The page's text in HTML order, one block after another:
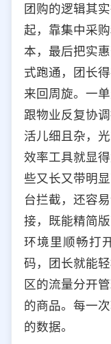
团购的逻辑其
起，靠集中采
本，最后把实
式跑通，团长
来回周旋。一
跟物业反复协
活儿细且杂，
效率工具就显
些又长又带明
台拦截，还容
接，既能精简
环境里顺畅打
码，团长就能
区的流量分开
的商品。每一
的数据。